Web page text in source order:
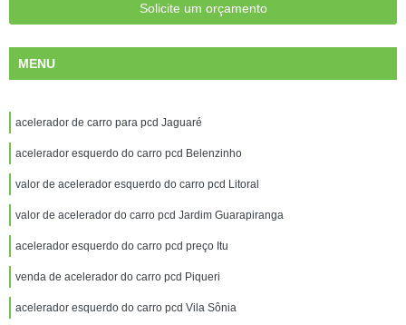
Solicite um orçamento
MENU
acelerador de carro para pcd Jaguaré
acelerador esquerdo do carro pcd Belenzinho
valor de acelerador esquerdo do carro pcd Litoral
valor de acelerador do carro pcd Jardim Guarapiranga
acelerador esquerdo do carro pcd preço Itu
venda de acelerador do carro pcd Piqueri
acelerador esquerdo do carro pcd Vila Sônia